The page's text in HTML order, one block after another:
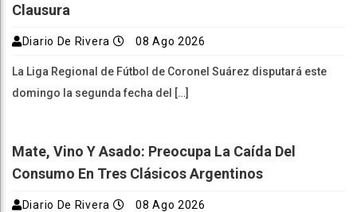
Clausura
Diario De Rivera 08 Ago 2026
La Liga Regional de Fútbol de Coronel Suárez disputará este
domingo la segunda fecha del […]
Mate, Vino Y Asado: Preocupa La Caída Del
Consumo En Tres Clásicos Argentinos
Diario De Rivera 08 Ago 2026